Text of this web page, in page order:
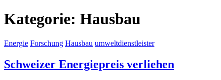
Kategorie: Hausbau
Energie Forschung Hausbau umweltdienstleister
Schweizer Energiepreis verliehen